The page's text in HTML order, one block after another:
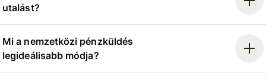
utalást?
Mi a nemzetközi pénzküldés
legideálisabb módja?